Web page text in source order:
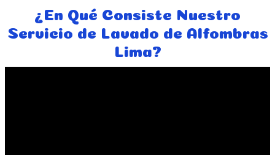
¿En Qué Consiste Nuestro
Servicio de Lavado de Alfombras
Lima?